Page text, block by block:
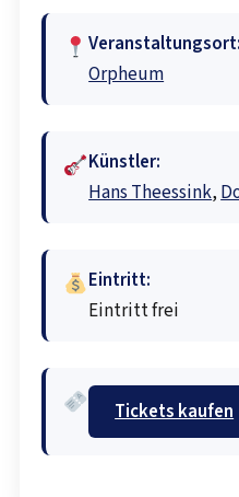
Veranstaltungsort:
Orpheum
Künstler:
Hans Theessink,
Eintritt:
Eintritt frei
Tickets kaufen